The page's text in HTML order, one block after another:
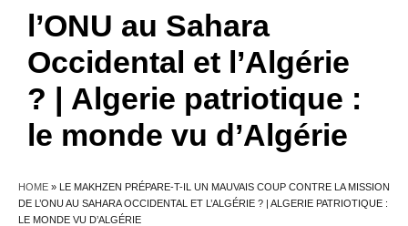
l’ONU au Sahara
Occidental et l’Algérie
? | Algerie patriotique :
le monde vu d’Algérie
HOME » LE MAKHZEN PRÉPARE-T-IL UN MAUVAIS COUP CONTRE LA MISSION
DE L’ONU AU SAHARA OCCIDENTAL ET L’ALGÉRIE ? | ALGERIE PATRIOTIQUE :
LE MONDE VU D’ALGÉRIE